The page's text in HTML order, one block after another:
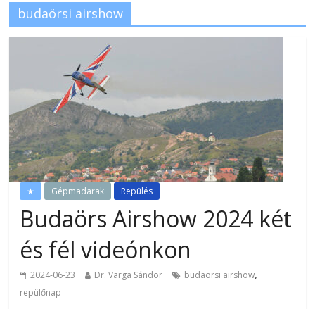
budaörsi airshow
★ Gépmadarak Repülés
Budaörs Airshow 2024 két
és fél videónkon
2024-06-23 Dr. Varga Sándor budaörsi airshow,
repülőnap